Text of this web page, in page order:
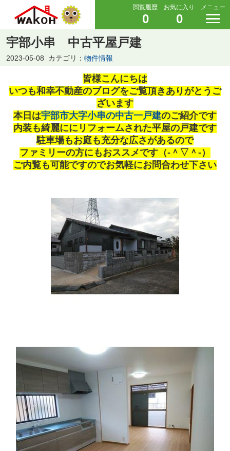
閲覧履歴
0
お気に入り
0
メニュー
宇部小串 中古平屋戸建
2023-05-08 カテゴリ： 物件情報
皆様こんにちは
いつも和幸不動産のブログをご覧頂きありがとうご
ざいます
本日は宇部市大字小串の中古一戸建のご紹介です
内装も綺麗ににリフォームされた平屋の戸建です
駐車場もお庭も充分な広さがあるので
ファミリーの方にもおススメです（‐＾▽＾‐）
ご内覧も可能ですのでお気軽にお問合わせ下さい